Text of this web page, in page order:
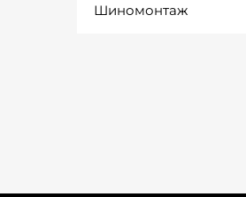
Шиномонтаж